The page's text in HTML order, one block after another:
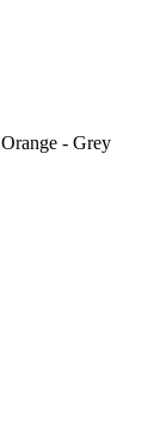
- Grey